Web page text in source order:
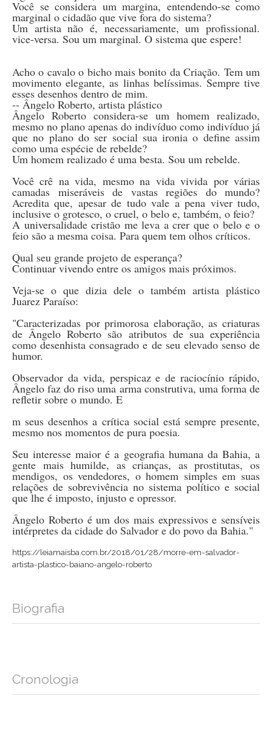
Você se considera um margina, entendendo-se como
marginal o cidadão que vive fora do sistema?
Um artista não é, necessariamente, um profissional.
vice-versa. Sou um marginal. O sistema que espere!
Acho o cavalo o bicho mais bonito da Criação. Tem um
movimento elegante, as linhas belíssimas. Sempre tive
esses desenhos dentro de mim.
-- Ângelo Roberto, artista plástico
Ângelo Roberto considera-se um homem realizado,
mesmo no plano apenas do indivíduo como indivíduo já
que no plano do ser social sua ironia o define assim
como uma espécie de rebelde?
Um homem realizado é uma besta. Sou um rebelde.
Você crê na vida, mesmo na vida vivida por várias
camadas miseráveis de vastas regiões do mundo?
Acredita que, apesar de tudo vale a pena viver tudo,
inclusive o grotesco, o cruel, o belo e, também, o feio?
A universalidade cristão me leva a crer que o belo e o
feio são a mesma coisa. Para quem tem olhos críticos.
Qual seu grande projeto de esperança?
Continuar vivendo entre os amigos mais próximos.
Veja-se o que dizia dele o também artista plástico
Juarez Paraíso:
"Caracterizadas por primorosa elaboração, as criaturas
de Ângelo Roberto são atributos de sua experiência
como desenhista consagrado e de seu elevado senso de
humor.
Observador da vida, perspicaz e de raciocínio rápido,
Ângelo faz do riso uma arma construtiva, uma forma de
refletir sobre o mundo. E
m seus desenhos a crítica social está sempre presente,
mesmo nos momentos de pura poesia.
Seu interesse maior é a geografia humana da Bahia, a
gente mais humilde, as crianças, as prostitutas, os
mendigos, os vendedores, o homem simples em suas
relações de sobrevivência no sistema político e social
que lhe é imposto, injusto e opressor.
Ângelo Roberto é um dos mais expressivos e sensíveis
intérpretes da cidade do Salvador e do povo da Bahia."
https://leiamaisba.com.br/2018/01/28/morre-em-salvador-
artista-plastico-baiano-angelo-roberto
Biografia
Cronologia